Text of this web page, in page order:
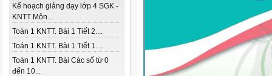
Kế hoạch giảng dạy lớp 4 SGK -
KNTT Môn...
Toán 1 KNTT. Bài 1 Tiết 2....
Toán 1 KNTT. Bài 1 Tiết 1....
Toán 1 KNTT. Bài Các số từ 0
đến 10...